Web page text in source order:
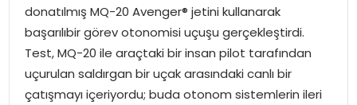
DÜNYA
OTOMOBIL
donatılmış MQ-20 Avenger® jetini kullanarak
başarılıbir görev otonomisi uçuşu gerçekleştirdi.
Test, MQ-20 ile araçtaki bir insan pilot tarafından
uçurulan saldırgan bir uçak arasındaki canlı bir
çatışmayı içeriyordu; buda otonom sistemlerin ileri